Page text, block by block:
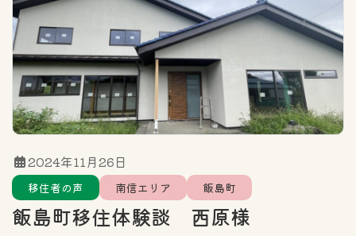
エリア
カテゴリー一覧 全域
北信エリア 東信エリア
中信エリア 南信エリア
移住者の声 南信エリア 飯島町
飯島町移住体験談 西原様
2024年11月26日